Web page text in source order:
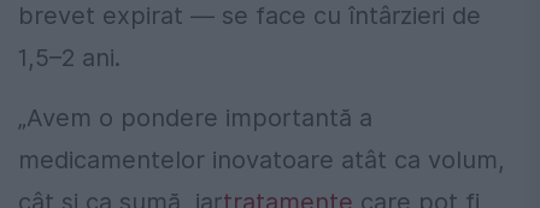
brevet expirat — se face cu întârzieri de
1,5–2 ani.
„Avem o pondere importantă a
medicamentelor inovatoare atât ca volum,